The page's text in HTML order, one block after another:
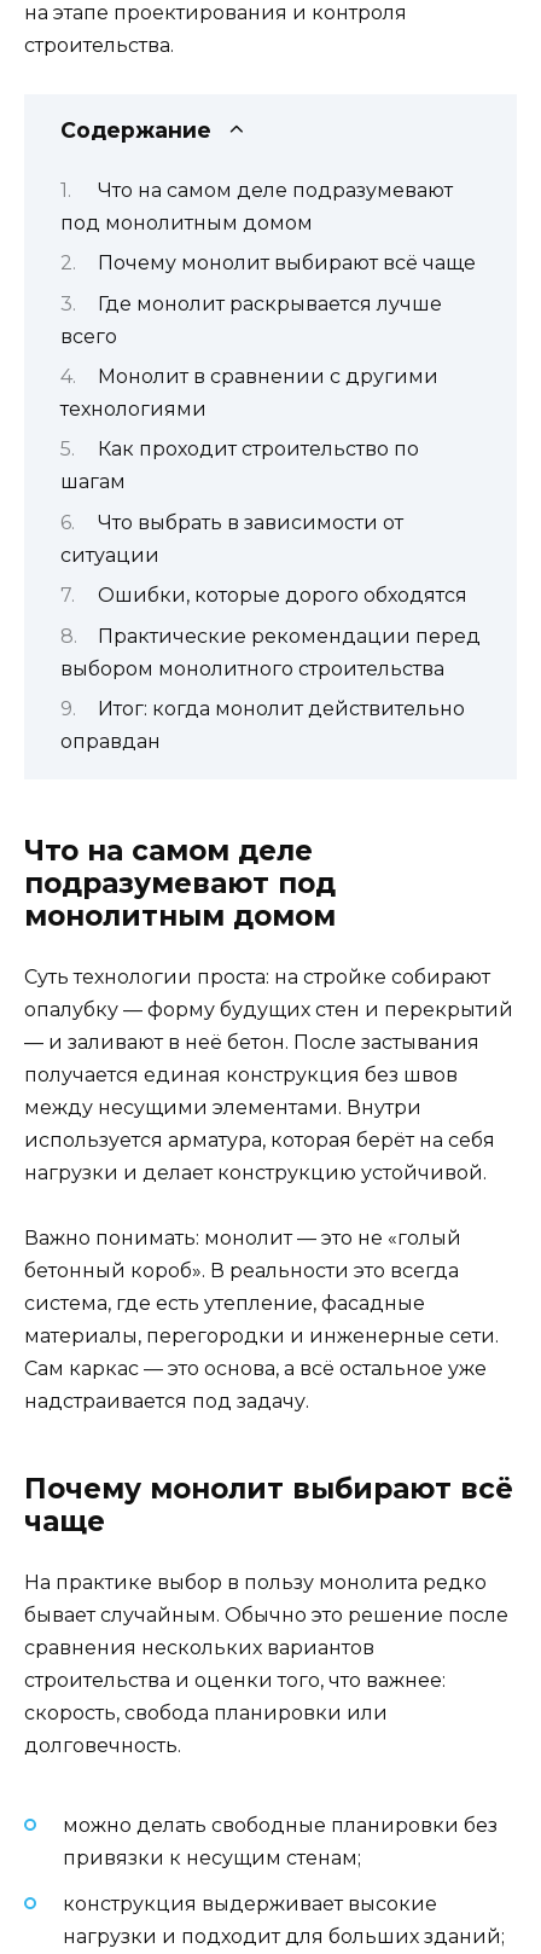
на этапе проектирования и контроля
строительства.
Содержание
Что на самом деле подразумевают
под монолитным домом
Почему монолит выбирают всё чаще
Где монолит раскрывается лучше
всего
Монолит в сравнении с другими
технологиями
Как проходит строительство по
шагам
Что выбрать в зависимости от
ситуации
Ошибки, которые дорого обходятся
Практические рекомендации перед
выбором монолитного строительства
Итог: когда монолит действительно
оправдан
Что на самом деле
подразумевают под
монолитным домом
Суть технологии проста: на стройке собирают
опалубку — форму будущих стен и перекрытий
— и заливают в неё бетон. После застывания
получается единая конструкция без швов
между несущими элементами. Внутри
используется арматура, которая берёт на себя
нагрузки и делает конструкцию устойчивой.
Важно понимать: монолит — это не «голый
бетонный короб». В реальности это всегда
система, где есть утепление, фасадные
материалы, перегородки и инженерные сети.
Сам каркас — это основа, а всё остальное уже
надстраивается под задачу.
Почему монолит выбирают всё
чаще
На практике выбор в пользу монолита редко
бывает случайным. Обычно это решение после
сравнения нескольких вариантов
строительства и оценки того, что важнее:
скорость, свобода планировки или
долговечность.
можно делать свободные планировки без
привязки к несущим стенам;
конструкция выдерживает высокие
нагрузки и подходит для больших зданий;